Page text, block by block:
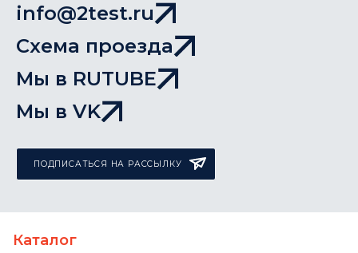
info@2test.ru
Схема проезда
Мы в RUTUBE
Мы в VK
ПОДПИСАТЬСЯ НА РАССЫЛКУ
Каталог